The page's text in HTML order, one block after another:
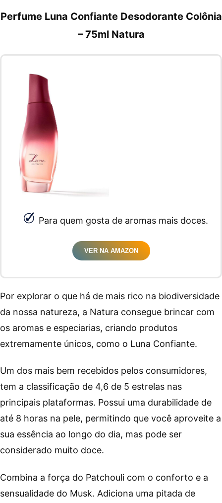
Perfume Luna Confiante Desodorante Colônia
– 75ml Natura
Para quem gosta de aromas mais doces.
VER NA AMAZON
Por explorar o que há de mais rico na biodiversidade
da nossa natureza, a Natura consegue brincar com
os aromas e especiarias, criando produtos
extremamente únicos, como o Luna Confiante.
Um dos mais bem recebidos pelos consumidores,
tem a classificação de 4,6 de 5 estrelas nas
principais plataformas. Possui uma durabilidade de
até 8 horas na pele, permitindo que você aproveite a
sua essência ao longo do dia, mas pode ser
considerado muito doce.
Combina a força do Patchouli com o conforto e a
sensualidade do Musk. Adiciona uma pitada de